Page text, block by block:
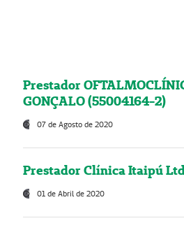
Prestador
GONÇALO (55004164-2)
07 de Agosto de 2020
Prestador Clínica Itaipú
01 de Abril de 2020